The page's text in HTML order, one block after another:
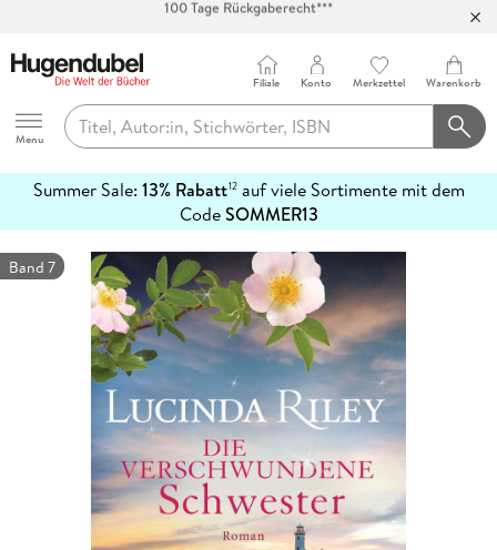
Abholung in über 100 Filialen
Hugendubel
Menu
Filiale Konto Merkzettel Warenkorb
Summer Sale: 13% Rabatt12auf viele Sortimente mit dem
CodeSOMMER13
erfahren
Band 7